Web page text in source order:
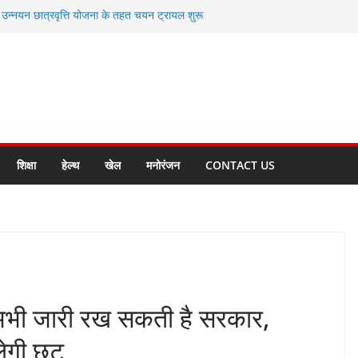
उन्नयन छात्रवृत्ति योजना के तहत चयन ट्रायल शुरू
के लिए अल्मोड़ा की गर्विता भाकुनी का
मित्र कैडेट्स का हुआ है चयन
सबसे बड़ी ताकत : मुख्यमंत्री पुष्कर सिंह धामी
बनाने के संकल्प को करना होगा साकार- मुख्यमंत्री
शिक्षा हेल्थ खेल मनोरंजन CONTACT US
जारी रख सकती है सरकार,
छूट